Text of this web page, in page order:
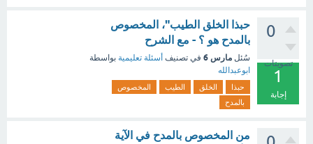
0
تصويتات
1
إجابة
حبذا الخلق الطيب"، المخصوص
بالمدح هو ؟ - مع الشرح
سُئل مارس 6 في تصنيف أسئلة تعليمية بواسطة
ابوعبدالله
حبذا الخلق الطيب
المخصوص
بالمدح
من المخصوص بالمدح في الآية